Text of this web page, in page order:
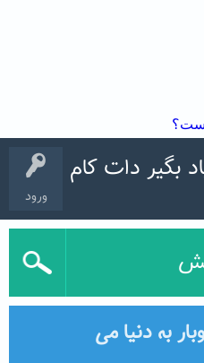
ورود
بگیر دات کام
به دنیا می